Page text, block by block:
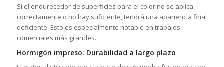
Si el endurecedor de superficies para el color no se aplica
correctamente o no hay suficiente, tendrá una apariencia final
deficiente. Esto es especialmente notable en trabajos
comerciales más grandes.
Hormigón impreso: Durabilidad a largo plazo